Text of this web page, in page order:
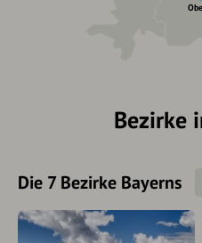
Bezirke
Die 7 Bezirke Bayerns